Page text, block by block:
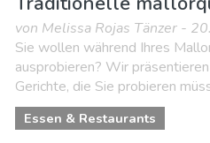
von Melissa Rojas Tänzer -
Sie wollen während Ihres
ausprobieren? Wir
Gerichte, die Sie probieren
Essen & Restaurants